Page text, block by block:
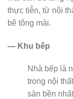
thực tiễn, từ nội
bê tông mài.
— Khu bếp
Nhà bếp là
trong nội
sàn bền